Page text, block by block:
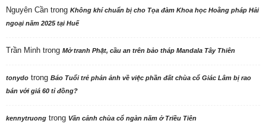
Nguyên Cần trong Không khí chuẩn bị cho Tọa đàm Khoa học Hoằng pháp Hải
ngoại năm 2025 tại Huế
Trần Minh trong Mở tranh Phật, cầu an trên bảo tháp Mandala Tây Thiên
tonydo trong Báo Tuổi trẻ phản ảnh về việc phần đất chùa cổ Giác Lâm bị rao
bán với giá 60 tỉ đồng?
kennytruong trong Vãn cảnh chùa cổ ngàn năm ở Triều Tiên